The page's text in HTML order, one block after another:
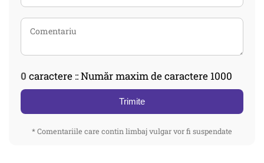
0 caractere :: Număr maxim de caractere 1000
Trimite
* Comentariile care contin limbaj vulgar vor fi suspendate